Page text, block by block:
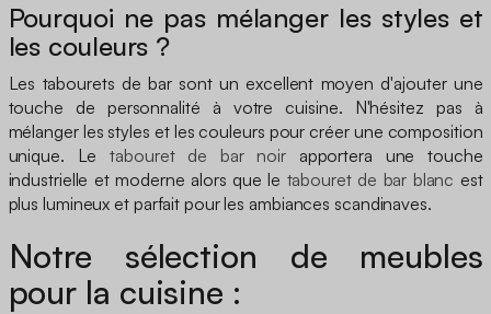
Pourquoi ne pas mélanger les styles et
les couleurs ?
Les tabourets de bar sont un excellent moyen d'ajouter une
touche de personnalité à votre cuisine. N'hésitez pas à
mélanger les styles et les couleurs pour créer une composition
unique. Letabouret de bar noirapportera une touche
industrielle et moderne alors que le tabouret de bar blanc est
plus lumineux et parfait pour les ambiances scandinaves.
Notre sélection de meubles
pour la cuisine :